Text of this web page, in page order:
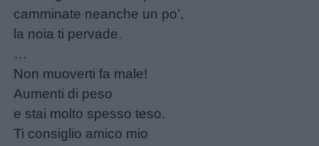
camminate neanche un po’,
la noia ti pervade.
…
Non muoverti fa male!
Aumenti di peso
e stai molto spesso teso.
Ti consiglio amico mio